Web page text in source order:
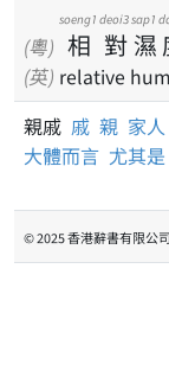
(粵) 相
soeng1
對
deoi3
濕
sap1
(英) relative
親戚 戚 親 家人
大體而言 尤其是
© 2025 香港辭書有限公